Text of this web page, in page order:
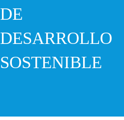
DE
DESARROLLO
SOSTENIBLE